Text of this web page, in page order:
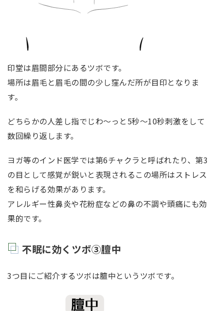
印堂は眉間部分にあるツボです。
場所は眉毛と眉毛の間の少し窪んだ所が目印となりま
す。
どちらかの人差し指でじわ〜っと5秒〜10秒刺激をして
数回繰り返します。
ヨガ等のインド医学では第6チャクラと呼ばれたり、第3
の目として感覚が鋭いと表現されるこの場所はストレス
を和らげる効果があります。
アレルギー性鼻炎や花粉症などの鼻の不調や頭痛にも効
果的です。
不眠に効くツボ③膻中
3つ目にご紹介するツボは膻中というツボです。